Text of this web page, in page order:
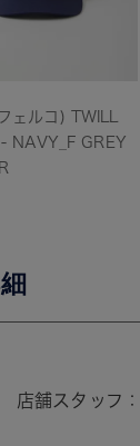
ェルコ) TWILL
NAVY_F GREY
店舗スタッフ